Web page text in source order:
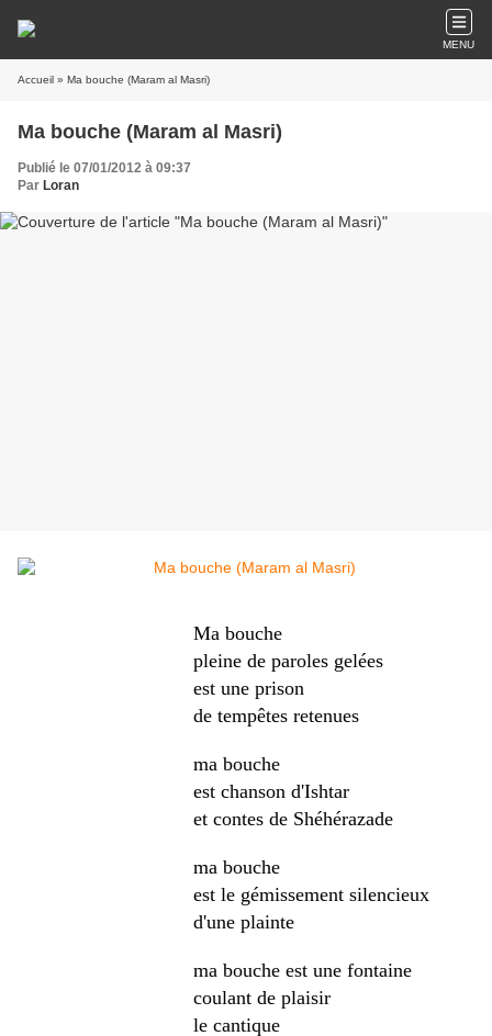
MENU
Accueil » Ma bouche (Maram al Masri)
Ma bouche (Maram al Masri)
Publié le 07/01/2012 à 09:37
Par Loran
Ma bouche
pleine de paroles gelées
est une prison
de tempêtes retenues
ma bouche
est chanson d'Ishtar
et contes de Shéhérazade
ma bouche
est le gémissement silencieux
d'une plainte
ma bouche est une fontaine
coulant de plaisir
le cantique